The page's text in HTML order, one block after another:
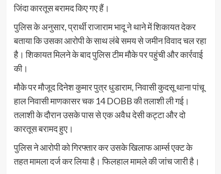
जिंदा कारतूस बरामद किए गए हैं।
पुलिस के अनुसार, प्रार्थी राजाराम भादू ने थाने में शिकायत देकर
बताया कि उसका आरोपी के साथ लंबे समय से जमीन विवाद चल रहा
है। शिकायत मिलने के बाद पुलिस टीम मौके पर पहुंची और कार्रवाई
की।
मौके पर मौजूद दिनेश कुमार पुत्र धुडाराम, निवासी कुदसू थाना पांचू
हाल निवासी माणकासर चक 14 DOBB की तलाशी ली गई।
तलाशी के दौरान उसके पास से एक अवैध देसी कट्टा और दो
कारतूस बरामद हुए।
पुलिस ने आरोपी को गिरफ्तार कर उसके खिलाफ आर्म्स एक्ट के
तहत मामला दर्ज कर लिया है। फिलहाल मामले की जांच जारी है।